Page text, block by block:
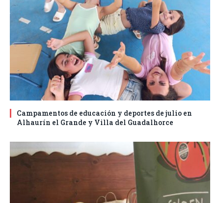
Campamentos de educación y deportes de julio en
Alhaurín el Grande y Villa del Guadalhorce